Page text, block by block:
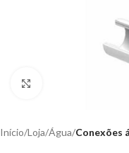
Início Loja Água Conexões